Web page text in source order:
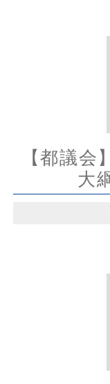
【都議会
大